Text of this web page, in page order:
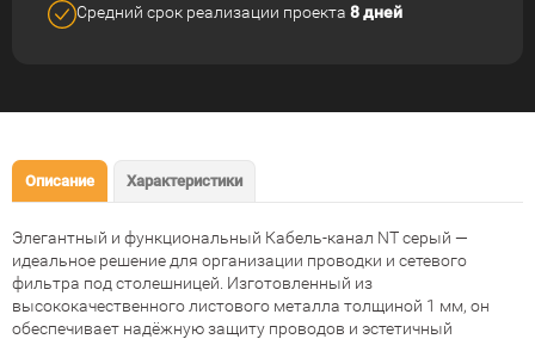
Средний срок реализации проекта 8 дней
Описание Характеристики
Элегантный и функциональный Кабель-канал NT серый —
идеальное решение для организации проводки и сетевого
фильтра под столешницей. Изготовленный из
высококачественного листового металла толщиной 1 мм, он
обеспечивает надёжную защиту проводов и эстетичный